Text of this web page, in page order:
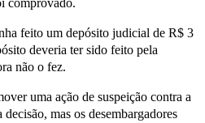
comprovado.
feito um depósito judicial de R$ 3
deveria ter sido feito pela
não o fez.
uma ação de suspeição contra a
mas os desembargadores